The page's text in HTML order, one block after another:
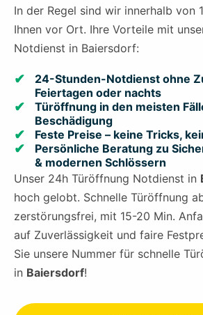
In der Regel sind wir innerhalb von
Ihnen vor Ort. Ihre Vorteile mit
Notdienst in Baiersdorf:
24-Stunden-Notdienst ohne
Feiertagen oder nachts
Türöffnung in den meisten
Beschädigung
Feste Preise – keine Tricks,
Persönliche Beratung zu
& modernen Schlössern
Unser 24h Türöffnung Notdienst in
hoch gelobt. Schnelle Türöffnung
zerstörungsfrei, mit 15-20 Min.
auf Zuverlässigkeit und faire
Sie unsere Nummer für schnelle
in Baiersdorf!